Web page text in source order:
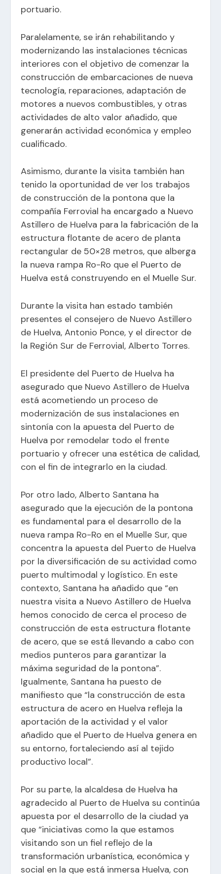
portuario.
Paralelamente, se irán rehabilitando y
modernizando las instalaciones técnicas
interiores con el objetivo de comenzar la
construcción de embarcaciones de nueva
tecnología, reparaciones, adaptación de
motores a nuevos combustibles, y otras
actividades de alto valor añadido, que
generarán actividad económica y empleo
cualificado.
Asimismo, durante la visita también han
tenido la oportunidad de ver los trabajos
de construcción de la pontona que la
compañía Ferrovial ha encargado a Nuevo
Astillero de Huelva para la fabricación de la
estructura flotante de acero de planta
rectangular de 50×28 metros, que alberga
la nueva rampa Ro-Ro que el Puerto de
Huelva está construyendo en el Muelle Sur.
Durante la visita han estado también
presentes el consejero de Nuevo Astillero
de Huelva, Antonio Ponce, y el director de
la Región Sur de Ferrovial, Alberto Torres.
El presidente del Puerto de Huelva ha
asegurado que Nuevo Astillero de Huelva
está acometiendo un proceso de
modernización de sus instalaciones en
sintonía con la apuesta del Puerto de
Huelva por remodelar todo el frente
portuario y ofrecer una estética de calidad,
con el fin de integrarlo en la ciudad.
Por otro lado, Alberto Santana ha
asegurado que la ejecución de la pontona
es fundamental para el desarrollo de la
nueva rampa Ro-Ro en el Muelle Sur, que
concentra la apuesta del Puerto de Huelva
por la diversificación de su actividad como
puerto multimodal y logístico. En este
contexto, Santana ha añadido que “en
nuestra visita a Nuevo Astillero de Huelva
hemos conocido de cerca el proceso de
construcción de esta estructura flotante
de acero, que se está llevando a cabo con
medios punteros para garantizar la
máxima seguridad de la pontona”.
Igualmente, Santana ha puesto de
manifiesto que “la construcción de esta
estructura de acero en Huelva refleja la
aportación de la actividad y el valor
añadido que el Puerto de Huelva genera en
su entorno, fortaleciendo así al tejido
productivo local”.
Por su parte, la alcaldesa de Huelva ha
agradecido al Puerto de Huelva su continúa
apuesta por el desarrollo de la ciudad ya
que “iniciativas como la que estamos
visitando son un fiel reflejo de la
transformación urbanística, económica y
social en la que está inmersa Huelva, con